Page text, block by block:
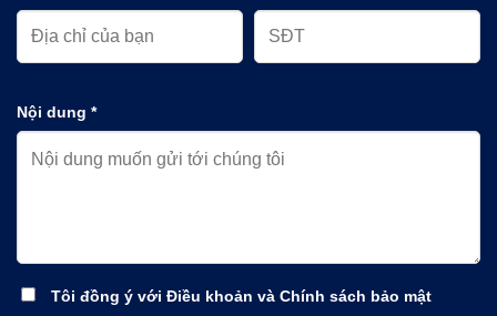
Nội dung *
Tôi đồng ý với Điều khoản và Chính sách bảo mật